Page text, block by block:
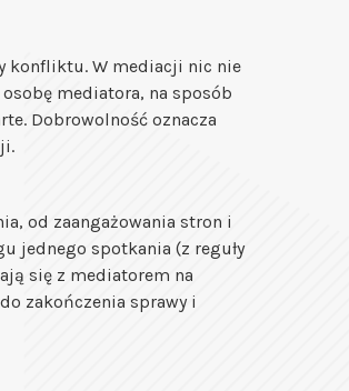
konfliktu. W mediacji nic nie
mediatora, na sposób
Dobrowolność oznacza
od zaangażowania stron i
jednego spotkania (z reguły
się z mediatorem na
zakończenia sprawy i